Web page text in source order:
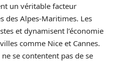
un véritable facteur
des Alpes-Maritimes. Les
et dynamisent l’économie
comme Nice et Cannes.
se contentent pas de se